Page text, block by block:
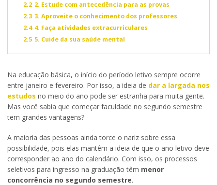
2.2 2. Estude com antecedência para as provas
2.3 3. Aproveite o conhecimento dos professores
2.4 4. Faça atividades extracurriculares
2.5 5. Cuide da sua saúde mental
Na educação básica, o início do período letivo sempre ocorre
entre janeiro e fevereiro. Por isso, a ideia de dar a largada nos
estudos no meio do ano pode ser estranha para muita gente.
Mas você sabia que começar faculdade no segundo semestre
tem grandes vantagens?
A maioria das pessoas ainda torce o nariz sobre essa
possibilidade, pois elas mantêm a ideia de que o ano letivo deve
corresponder ao ano do calendário. Com isso, os processos
seletivos para ingresso na graduação têm menor
concorrência no segundo semestre.